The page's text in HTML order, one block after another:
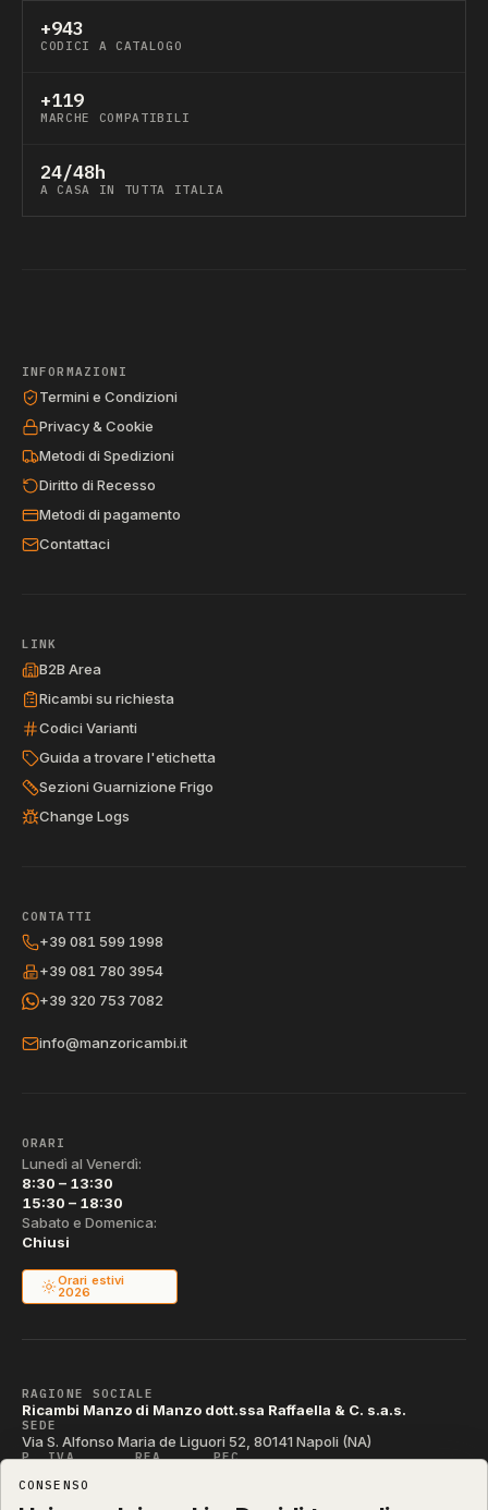
+943
CODICI A CATALOGO
+119
MARCHE COMPATIBILI
24/48h
A CASA IN TUTTA ITALIA
INFORMAZIONI
Termini e Condizioni
Privacy & Cookie
Metodi di Spedizioni
Diritto di Recesso
Metodi di pagamento
Contattaci
LINK
B2B Area
Ricambi su richiesta
Codici Varianti
Guida a trovare l'etichetta
Sezioni Guarnizione Frigo
Change Logs
CONTATTI
+39 081 599 1998
+39 081 780 3954
+39 320 753 7082
info@manzoricambi.it
ORARI
Lunedì al Venerdì:
8:30 – 13:30
15:30 – 18:30
Sabato e Domenica:
Chiusi
Orari estivi
2026
RAGIONE SOCIALE
Ricambi Manzo di Manzo dott.ssa Raffaella & C. s.a.s.
SEDE
Via S. Alfonso Maria de Liguori 52, 80141 Napoli (NA)
P. IVA REA PEC
CODICE SDI
T04ZHR3
CONSENSO